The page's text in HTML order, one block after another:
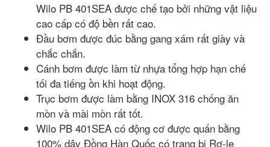
Wilo PB 401SEA được chế tạo bởi những vật liệu
cao cấp có độ bền rất cao.
Đầu bơm được đúc bằng gang xám rất giày và
chắc chắn.
Cánh bơm được làm từ nhựa tổng hợp hạn chế
tối đa tiếng ồn khi hoạt động.
Trục bơm được làm bằng INOX 316 chống ăn
mòn và mài mòn rất tốt.
Wilo PB 401SEA có động cơ được quấn bằng
100% dây Đồng Hàn Quốc có trang bị Rơ-le